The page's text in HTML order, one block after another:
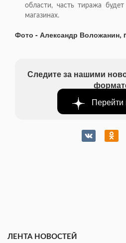
области, часть тиража
магазинах.
Фото - Александр Воложанин,
Следите за нашими
Перейти
ЛЕНТА НОВОСТЕЙ